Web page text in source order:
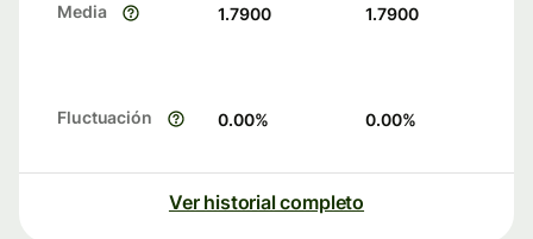
Media 1.7900 1.7900
Fluctuación 0.00% 0.00%
Ver historial completo